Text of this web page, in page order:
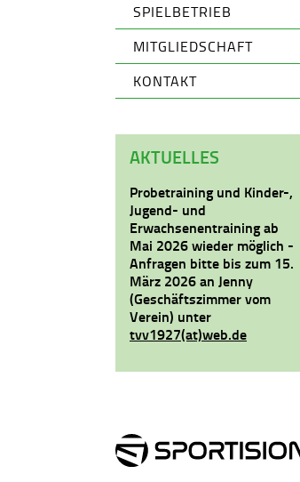
SPIELBETRIEB
MITGLIEDSCHAFT
KONTAKT
AKTUELLES
Probetraining und Kinder-,
Jugend- und
Erwachsenentraining ab
Mai 2026 wieder möglich -
Anfragen bitte bis zum 15.
März 2026 an Jenny
(Geschäftszimmer vom
Verein) unter
tvv1927(at)web.de